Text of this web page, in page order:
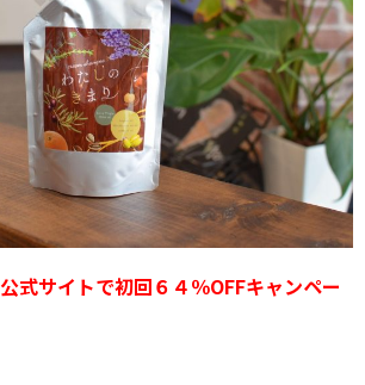
公式サイトで初回６４％OFFキャンペー